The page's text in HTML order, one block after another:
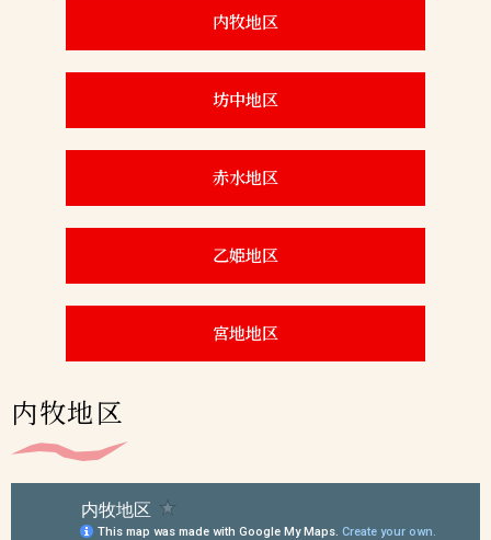
内牧地区
坊中地区
赤水地区
乙姫地区
宮地地区
内牧地区